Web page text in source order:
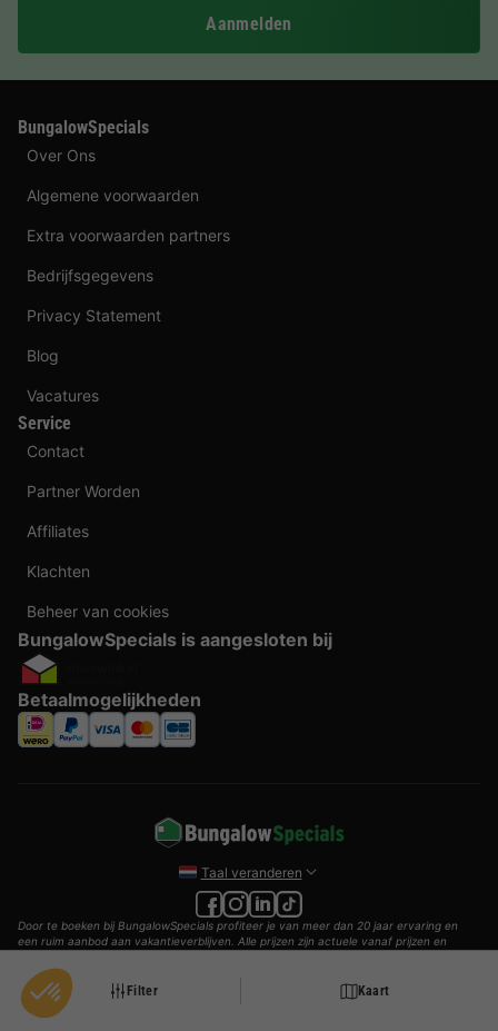
Filter Kaart
Aanmelden
BungalowSpecials
Over Ons
Algemene voorwaarden
Extra voorwaarden partners
Bedrijfsgegevens
Privacy Statement
Blog
Vacatures
Service
Contact
Partner Worden
Affiliates
Klachten
Beheer van cookies
BungalowSpecials is aangesloten bij
Betaalmogelijkheden
Taal veranderen
Door te boeken bij BungalowSpecials profiteer je van meer dan 20 jaar ervaring en
een ruim aanbod aan vakantieverblijven. Alle prijzen zijn actuele vanaf prijzen en
prijzen zijn inclusief btw en exclusief reserveringskosten, verplichte toeslagen per
persoon (per nacht) en eventuele toeristenbelasting. Door middel van cookies willen
wij je zo goed mogelijk van dienst zijn.